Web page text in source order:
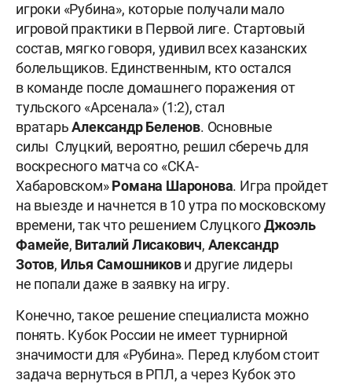
игроки «Рубина», которые получали мало
игровой практики в Первой лиге. Стартовый
состав, мягко говоря, удивил всех казанских
болельщиков. Единственным, кто остался
в команде после домашнего поражения от
тульского «Арсенала» (1:2), стал
вратарьАлександр Беленов. Основные
силы Слуцкий, вероятно, решил сберечь для
воскресного матча со «СКА-
Хабаровском»Романа Шаронова. Игра пройдет
на выезде и начнется в 10 утра по московскому
времени, так что решением СлуцкогоДжоэль
Фамейе, Виталий Лисакович, Александр
Зотов, Илья Самошникови другие лидеры
не попали даже в заявку на игру.
Конечно, такое решение специалиста можно
понять. Кубок России не имеет турнирной
значимости для «Рубина». Перед клубом стоит
задача вернуться в РПЛ, а через Кубок это